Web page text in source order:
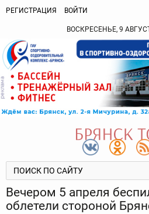
РЕГИСТРАЦИЯ ВОЙТИ
ВОСКРЕСЕНЬЕ, 9
Вечером 5 апреля
облетели стороной